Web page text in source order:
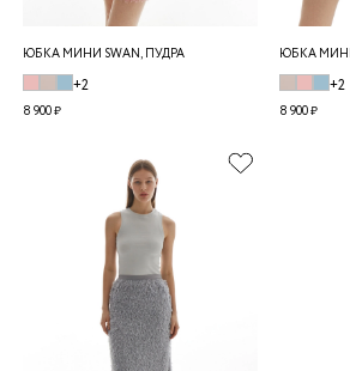
ЮБКА МИНИ SWAN, ПУДРА
+2
8 900 ₽
ЮБКА
+2
8 900 ₽